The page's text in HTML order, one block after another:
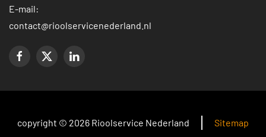
E-mail:
contact@rioolservicenederland.nl
copyright © 2026 Rioolservice Nederland Sitemap